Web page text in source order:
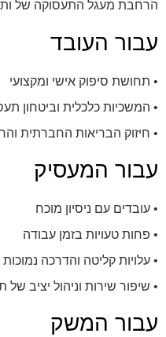
הרחבת מעגל התעסוקה של
עבור העובד
• תחושת סיפוק אישי ומקצועי
• המשכיות כלכלית וביטחון
• חיזוק הבריאות החברתית
עבור המעסיק
• עובדים עם ניסיון מוכח
• פחות טעויות בזמן עבודה
• עלויות קליטה והדרכה נמוכות
• שיפור שירות וניהול יציב של
עבור המשק